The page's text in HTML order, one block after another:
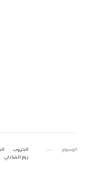
الوسوم الحروب
ريم الشاذلي